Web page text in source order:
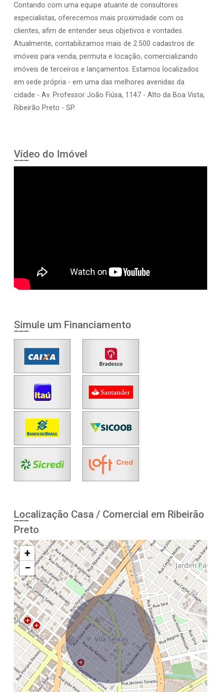
Contando com uma equipe atuante de consultores
especialistas, oferecemos mais proximidade com os
clientes, afim de entender seus objetivos e vontades.
Atualmente, contabilizamos mais de 2.500 cadastros de
imóveis para venda, permuta e locação, comercializando
imóveis de terceiros e lançamentos. Estamos localizados
em sede própria - em uma das melhores avenidas da
cidade - Av. Professor João Fiúsa, 1147 - Alto da Boa Vista,
Ribeirão Preto - SP.
Vídeo do Imóvel
Simule um Financiamento
Localização Casa / Comercial em Ribeirão
Preto
+
−